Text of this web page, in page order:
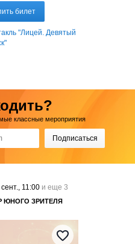
билет
"Лицей. Девятый
классные мероприятия
Подписаться
11:00 и еще 3
ЮНОГО ЗРИТЕЛЯ